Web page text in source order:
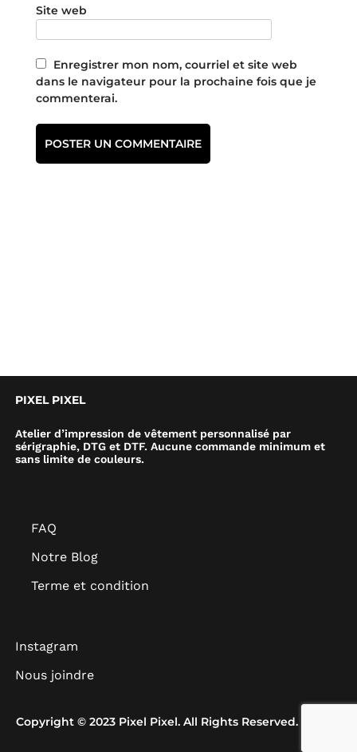
Site web
Enregistrer mon nom, courriel et site web
dans le navigateur pour la prochaine fois que je
commenterai.
PIXEL PIXEL
Atelier d’impression de vêtement personnalisé par
sérigraphie, DTG et DTF. Aucune commande minimum et
sans limite de couleurs.
FAQ
Notre Blog
Terme et condition
Instagram
Nous joindre
Copyright © 2023 Pixel Pixel. All Rights Reserved.